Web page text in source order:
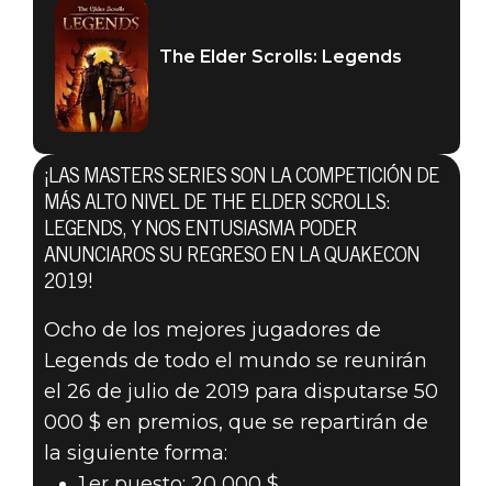
The Elder Scrolls: Legends
24 de abril de 2019
¡VUELVEN LAS
MASTERS
SERIES DE THE
ELDER
The Elder Scrolls: Legends
¡LAS MASTERS SERIES SON LA COMPETICIÓN DE
MÁS ALTO NIVEL DE THE ELDER SCROLLS:
LEGENDS, Y NOS ENTUSIASMA PODER
ANUNCIAROS SU REGRESO EN LA QUAKECON
2019!
Ocho de los mejores jugadores de
Legends de todo el mundo se reunirán
el 26 de julio de 2019 para disputarse 50
000 $ en premios, que se repartirán de
la siguiente forma: